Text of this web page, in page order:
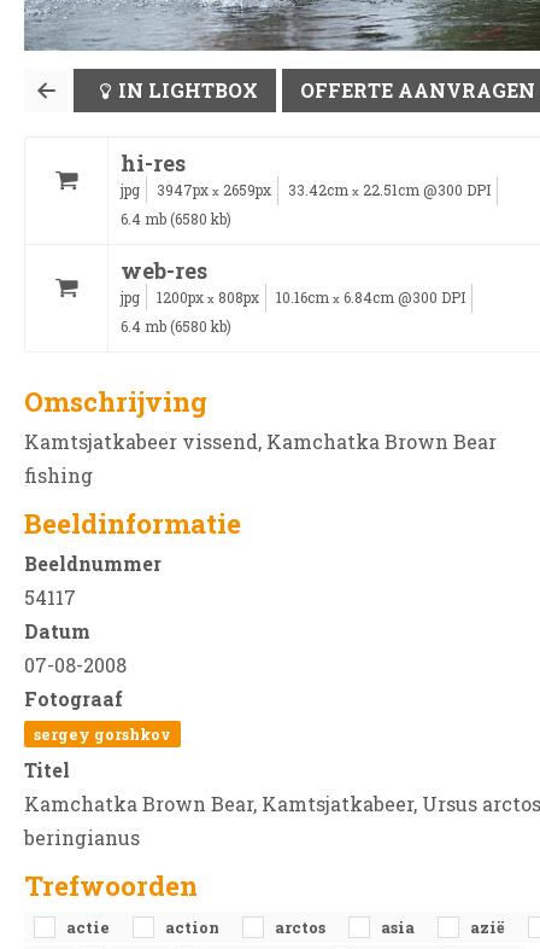
IN LIGHTBOX OFFERTE AANVRAGEN
hi-res
jpg 3947px x 2659px 33.42cm x 22.51cm @300 DPI
6.4 mb (6580 kb)
web-res
jpg 1200px x 808px 10.16cm x 6.84cm @300 DPI
6.4 mb (6580 kb)
Omschrijving
Kamtsjatkabeer vissend, Kamchatka Brown Bear
fishing
Beeldinformatie
Beeldnummer
54117
Datum
07-08-2008
Fotograaf
sergey gorshkov
Titel
Kamchatka Brown Bear, Kamtsjatkabeer, Ursus arctos
beringianus
Trefwoorden
actie action arctos asia
azië